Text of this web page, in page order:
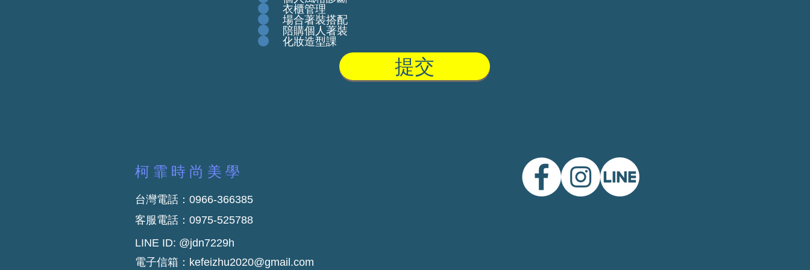
衣櫃管理
場合著裝搭配
陪購個人著裝
化妝造型課
提交
柯霏時尚美學
台灣電話： 0966-366385
客服電話： 0975-525788
LINE ID: @jdn7229h
電子信箱： kefeizhu2020@gmail.com